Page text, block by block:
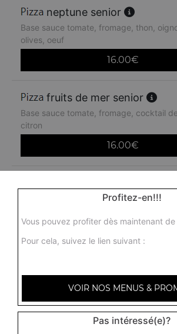
neptune senior
Base sauce tomate, fromage, thon,
olives, oeuf
16.00€
fruits de mer senior
Base sauce tomate, fromage, cocktail
citron
16.00€
Base sauce tomate, fromage, poulet,
Base sauce tomate, fromage, jambon,
16.00€
Profitez-en!!!
Vous pouvez profiter dès maintenant de
Pour cela, suivez le lien suivant :
VOIR NOS MENUS &
Pas intéressé(e)?